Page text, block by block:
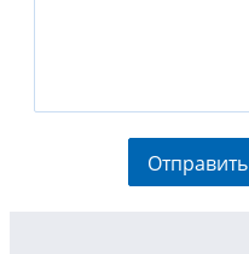
Отправить